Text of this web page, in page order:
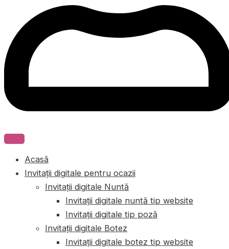
Acasă
Invitații digitale pentru ocazii
Invitații digitale Nuntă
Invitații digitale nuntă tip website
Invitații digitale tip poză
Invitații digitale Botez
Invitații digitale botez tip website